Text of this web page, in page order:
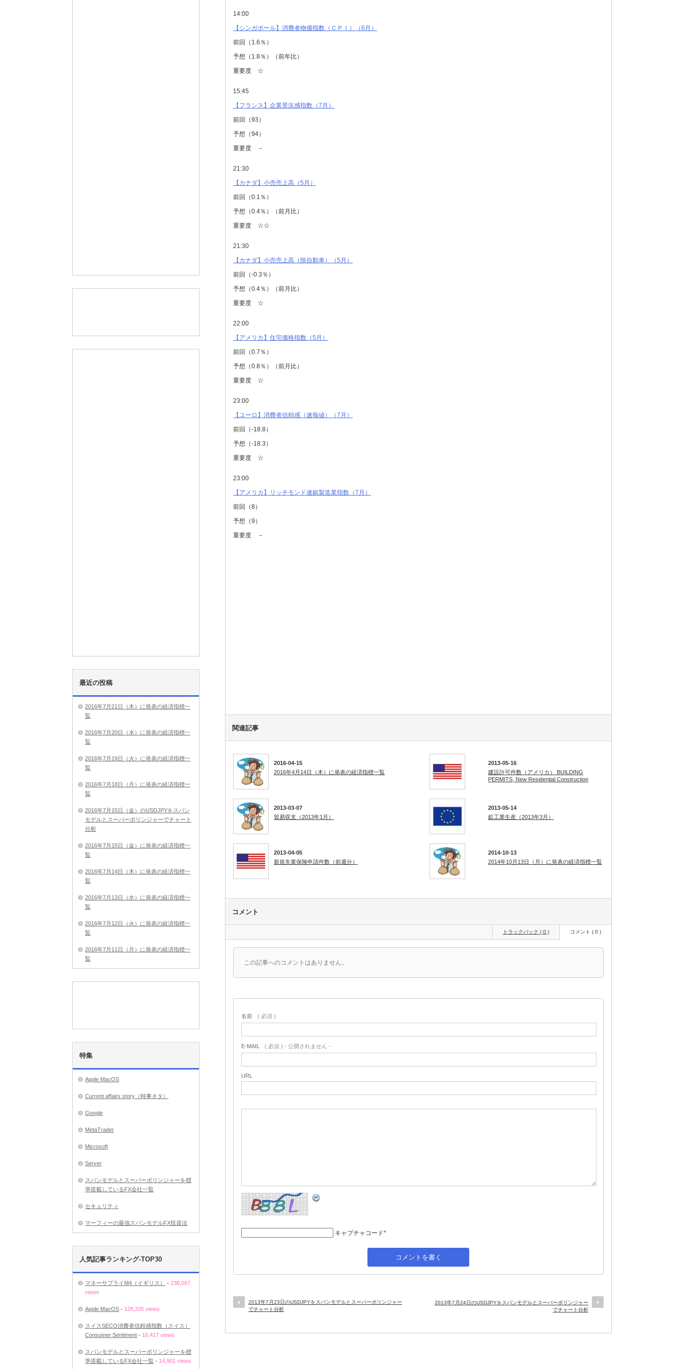
14:00
【シンガポール】消費者物価指数（ＣＰＩ）（6月）
前回（1.6％）
予想（1.8％）（前年比）
重要度 ☆
15:45
【フランス】企業景況感指数（7月）
前回（93）
予想（94）
重要度 －
21:30
【カナダ】小売売上高（5月）
前回（0.1％）
予想（0.4％）（前月比）
重要度 ☆☆
21:30
【カナダ】小売売上高（除自動車）（5月）
前回（-0.3％）
予想（0.4％）（前月比）
重要度 ☆
22:00
【アメリカ】住宅価格指数（5月）
前回（0.7％）
予想（0.8％）（前月比）
重要度 ☆
23:00
【ユーロ】消費者信頼感（速報値）（7月）
前回（-18.8）
予想（-18.3）
重要度 ☆
23:00
【アメリカ】リッチモンド連銀製造業指数（7月）
前回（8）
予想（9）
重要度 －
関連記事
2016-04-15
2016年4月14日（木）に発表の経済指標一覧
2013-05-16
建設許可件数（アメリカ） BUILDING
PERMITS, New Residential Construction
2013-03-07
貿易収支（2013年1月）
2013-05-14
鉱工業生産（2013年3月）
2013-04-05
新規失業保険申請件数（前週分）
2014-10-13
2014年10月13日（月）に発表の経済指標一覧
コメント
トラックバック ( 0 ) コメント ( 0 )
この記事へのコメントはありません。
名前 ( 必須 )
E-MAIL ( 必須 ) - 公開されません -
URL
キャプチャコード*
2013年7月23日のUSDJPYをスパンモデルとスーパーボリンジャー
でチャート分析
2013年7月24日のUSDJPYをスパンモデルとスーパーボリンジャー
でチャート分析
最近の投稿
2016年7月21日（木）に発表の経済指標一
覧
2016年7月20日（水）に発表の経済指標一
覧
2016年7月19日（火）に発表の経済指標一
覧
2016年7月18日（月）に発表の経済指標一
覧
2016年7月15日（金）のUSDJPYをスパン
モデルとスーパーボリンジャーでチャート
分析
2016年7月15日（金）に発表の経済指標一
覧
2016年7月14日（木）に発表の経済指標一
覧
2016年7月13日（水）に発表の経済指標一
覧
2016年7月12日（火）に発表の経済指標一
覧
2016年7月11日（月）に発表の経済指標一
覧
特集
Apple MacOS
Current affairs story（時事ネタ）
Google
MetaTrader
Microsoft
Server
スパンモデルとスーパーボリンジャーを標
準搭載しているFX会社一覧
セキュリティ
マーフィーの最強スパンモデルFX投資法
人気記事ランキング-TOP30
マネーサプライM4（イギリス） - 238,097
views
Apple MacOS - 128,205 views
スイスSECO消費者信頼感指数（スイス）
Consumer Sentiment - 16,417 views
スパンモデルとスーパーボリンジャーを標
準搭載しているFX会社一覧 - 14,901 views